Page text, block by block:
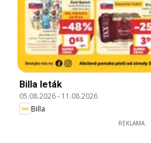
Billa leták
05.08.2026- 11.08.2026
Billa
REKLAMA